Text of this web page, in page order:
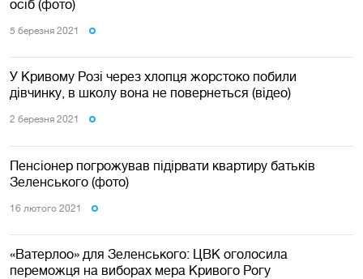
осіб (фото)
5 березня 2021
У Кривому Розі через хлопця жорстоко побили
дівчинку, в школу вона не повернеться (відео)
2 березня 2021
Пенсіонер погрожував підірвати квартиру батьків
Зеленського (фото)
16 лютого 2021
«Ватерлоо» для Зеленського: ЦВК оголосила
переможця на виборах мера Кривого Рогу